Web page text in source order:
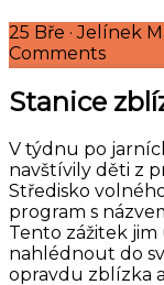
25 Bře · Jelínek
Comments
Stanice
V týdnu po
navštívily děti z
Středisko
program s
Tento zážitek jim
nahlédnout do
opravdu zblízka